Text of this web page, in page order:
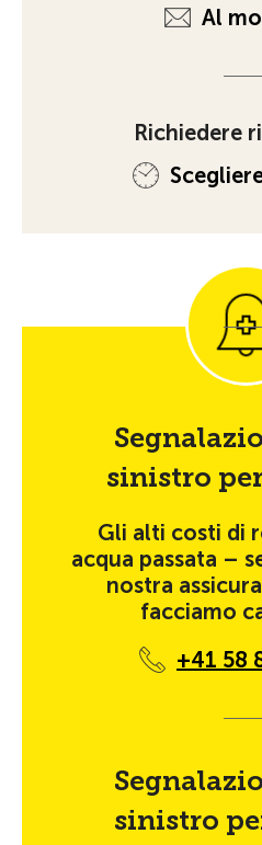
Al
Richiedere
sinistro
Gli alti costi di
acqua passata –
nostra
facciamo
+41 58
sinistro